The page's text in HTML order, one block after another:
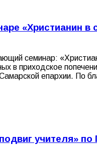
«Христианин
семинар:
в приходское
епархии. По
учителя»